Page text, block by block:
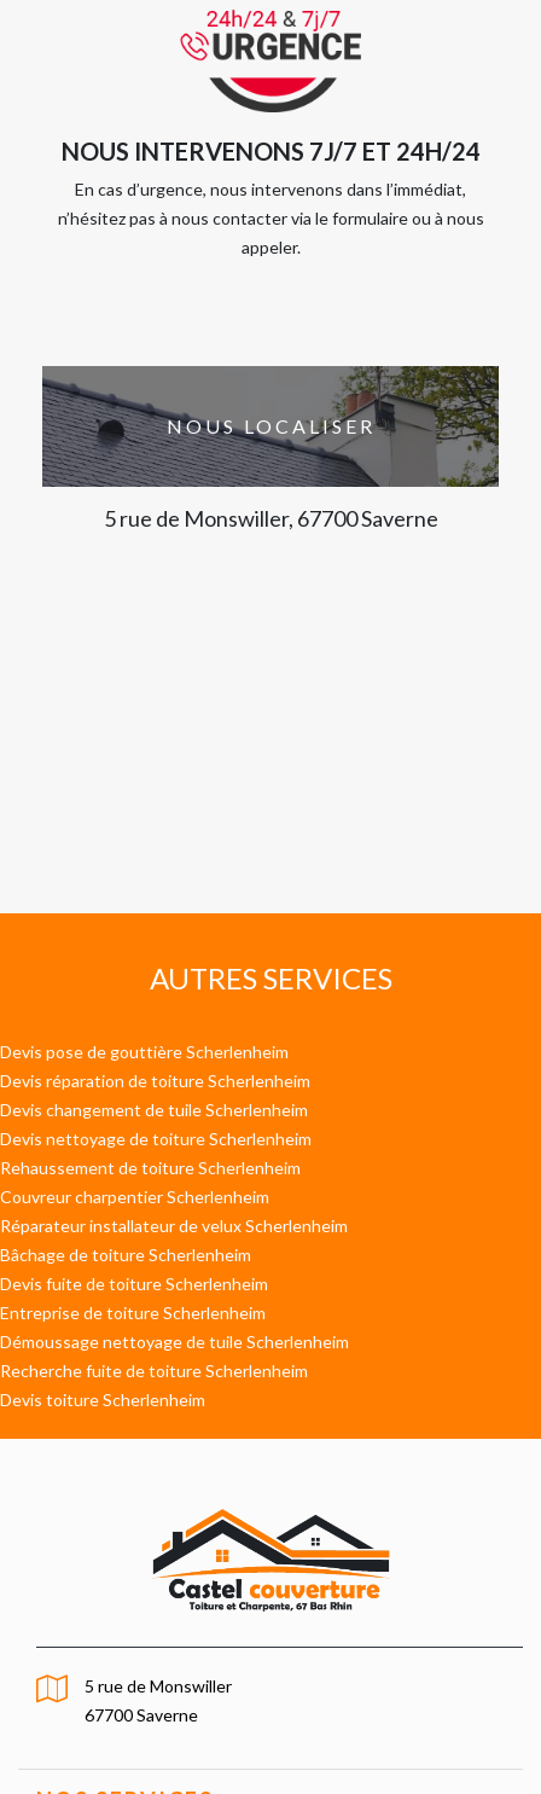
NOUS INTERVENONS 7J/7 ET 24H/24
En cas d’urgence, nous intervenons dans l’immédiat,
n’hésitez pas à nous contacter via le formulaire ou à nous
appeler.
NOUS LOCALISER
5 rue de Monswiller, 67700 Saverne
AUTRES SERVICES
Devis pose de gouttière Scherlenheim
Devis réparation de toiture Scherlenheim
Devis changement de tuile Scherlenheim
Devis nettoyage de toiture Scherlenheim
Rehaussement de toiture Scherlenheim
Couvreur charpentier Scherlenheim
Réparateur installateur de velux Scherlenheim
Bâchage de toiture Scherlenheim
Devis fuite de toiture Scherlenheim
Entreprise de toiture Scherlenheim
Démoussage nettoyage de tuile Scherlenheim
Recherche fuite de toiture Scherlenheim
Devis toiture Scherlenheim
5 rue de Monswiller
67700 Saverne